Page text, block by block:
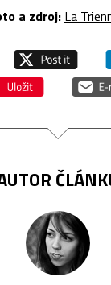
a zdroj: La